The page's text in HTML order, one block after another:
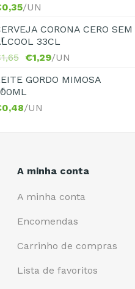
0,35/UN
CORONA CERO SEM
33CL
1,65 €1,29/UN
GORDO MIMOSA
0,48/UN
A minha conta
A minha conta
Encomendas
Carrinho de compras
Lista de favoritos